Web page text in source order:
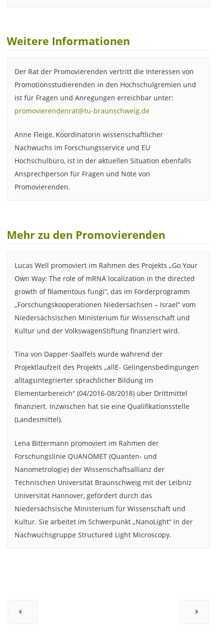
Weitere Informationen
Der Rat der Promovierenden vertritt die Interessen von
Promotionsstudierenden in den Hochschulgremien und
ist für Fragen und Anregungen erreichbar unter:
promovierendenrat@tu-braunschweig.de
Anne Fleige, Koordinatorin wissenschaftlicher
Nachwuchs im Forschungsservice und EU
Hochschulbüro, ist in der aktuellen Situation ebenfalls
Ansprechperson für Fragen und Nöte von
Promovierenden.
Mehr zu den Promovierenden
Lucas Well promoviert im Rahmen des Projekts „Go Your
Own Way: The role of mRNA localization in the directed
growth of filamentous fungi”, das im Förderprogramm
„Forschungskooperationen Niedersachsen – Israel“ vom
Niedersächsischen Ministerium für Wissenschaft und
Kultur und der VolkswagenStiftung finanziert wird.
Tina von Dapper-Saalfels wurde während der
Projektlaufzeit des Projekts „allE- Gelingensbedingungen
alltagsintegrierter sprachlicher Bildung im
Elementarbereich“ (04/2016-08/2018) über Drittmittel
finanziert. Inzwischen hat sie eine Qualifikationsstelle
(Landesmittel).
Lena Bittermann promoviert im Rahmen der
Forschungslinie QUANOMET (Quanten- und
Nanometrologie) der Wissenschaftsallianz der
Technischen Universität Braunschweig mit der Leibniz
Universität Hannover, gefördert durch das
Niedersächsische Ministerium für Wissenschaft und
Kultur. Sie arbeitet im Schwerpunkt „NanoLight“ in der
Nachwuchsgruppe Structured Light Microscopy.